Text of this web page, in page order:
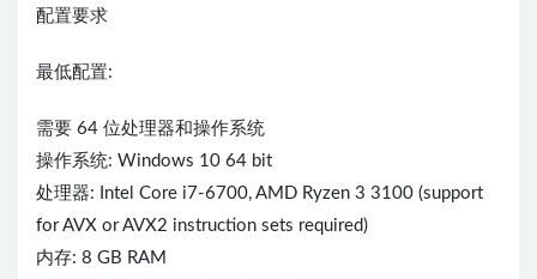
配置要求
最低配置:
需要 64 位处理器和操作系统
操作系统: Windows 10 64 bit
处理器: Intel Core i7-6700, AMD Ryzen 3 3100 (support
for AVX or AVX2 instruction sets required)
内存: 8 GB RAM